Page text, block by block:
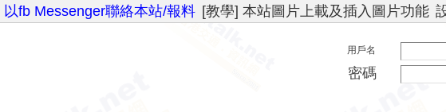
以fb Messenger聯絡本站/報料 [教學] 本站圖片上載及插入圖片功能
用戶名
密碼